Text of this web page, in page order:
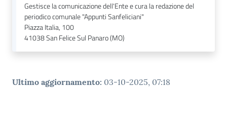
telematico
SUE
Gestisce la comunicazione dell'Ente e cura la redazione del
periodico comunale "Appunti Sanfeliciani"
Piazza Italia, 100
41038San Felice Sul Panaro (MO)
Ultimo aggiornamento: 03-10-2025, 07:18